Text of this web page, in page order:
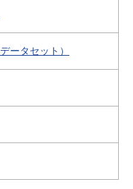
ータセット）